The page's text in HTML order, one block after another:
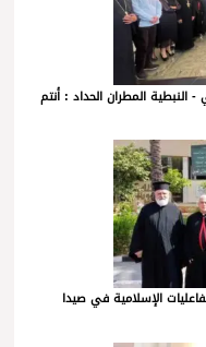
المطران الحداد : أنتم
الإسلامية في صيدا